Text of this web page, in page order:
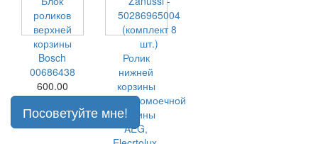
роликов
верхней
корзины
Bosch
00686438
600.00
руб
Ролик
нижней
корзины
посудомоечной
машины
AEG,
Посоветуйте мне!